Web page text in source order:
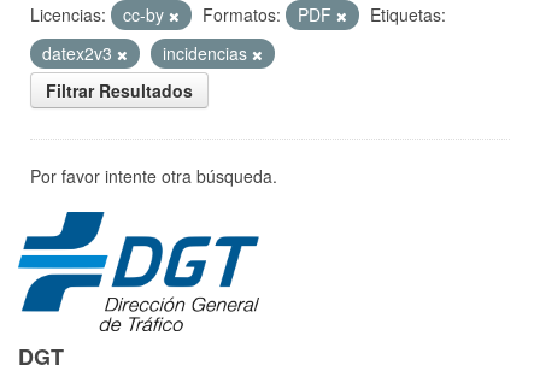
Licencias: cc-by Formatos: PDF
Etiquetas:
datex2v3
incidencias
Filtrar Resultados
Por favor intente otra búsqueda.
DGT